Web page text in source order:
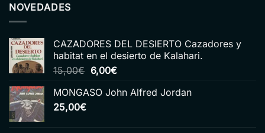
NOVEDADES
CAZADORES DEL DESIERTO Cazadores y
habitat en el desierto de Kalahari.
15,00€ El
original
6,00€El
actual
MONGASO John Alfred Jordan
25,00€